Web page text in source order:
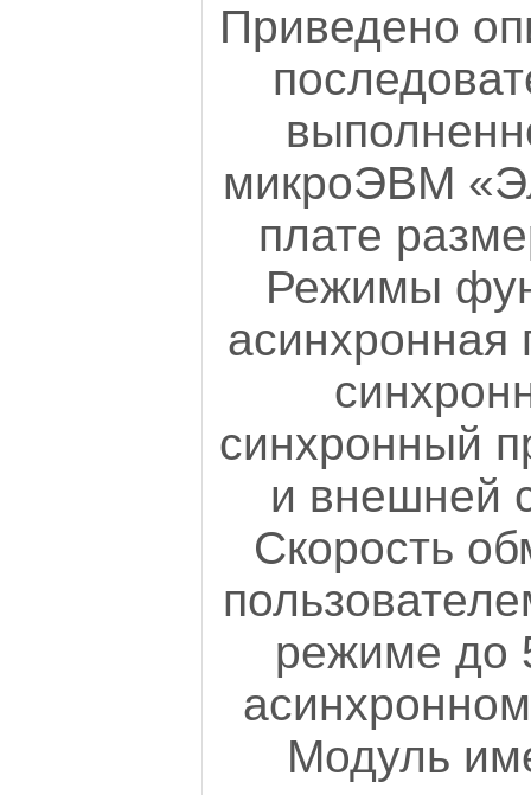
Приведено
микроЭВМ
плате
Режимы
асинхронная
синхронный
и внешней
Скорость
режиме до
Модуль